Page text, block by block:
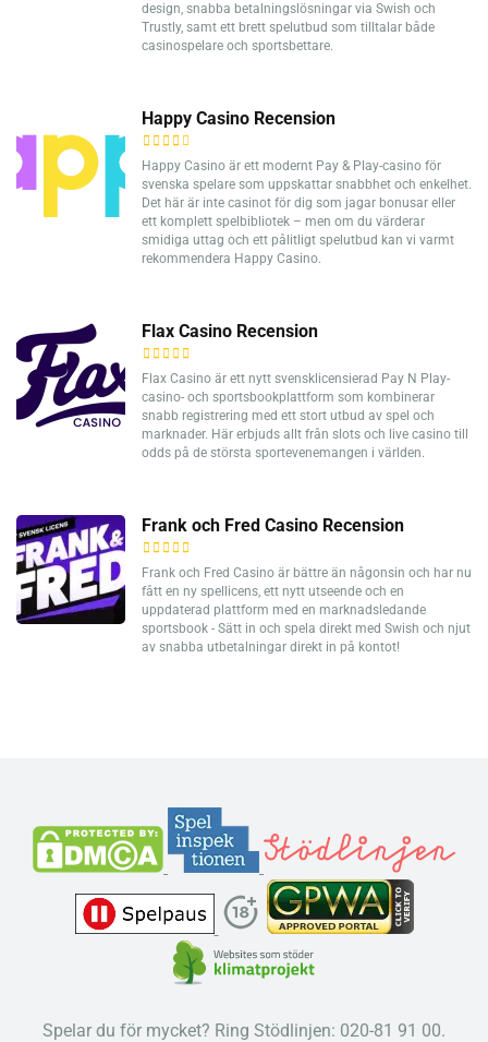
design, snabba betalningslösningar via Swish och
Trustly, samt ett brett spelutbud som tilltalar både
casinospelare och sportsbettare.
Happy Casino Recension
Happy Casino är ett modernt Pay & Play-casino för
svenska spelare som uppskattar snabbhet och enkelhet.
Det här är inte casinot för dig som jagar bonusar eller
ett komplett spelbibliotek – men om du värderar
smidiga uttag och ett pålitligt spelutbud kan vi varmt
rekommendera Happy Casino.
Flax Casino Recension
Flax Casino är ett nytt svensklicensierad Pay N Play-
casino- och sportsbookplattform som kombinerar
snabb registrering med ett stort utbud av spel och
marknader. Här erbjuds allt från slots och live casino till
odds på de största sportevenemangen i världen.
Frank och Fred Casino Recension
Frank och Fred Casino är bättre än någonsin och har nu
fått en ny spellicens, ett nytt utseende och en
uppdaterad plattform med en marknadsledande
sportsbook - Sätt in och spela direkt med Swish och njut
av snabba utbetalningar direkt in på kontot!
Spelar du för mycket? Ring Stödlinjen: 020-81 91 00.